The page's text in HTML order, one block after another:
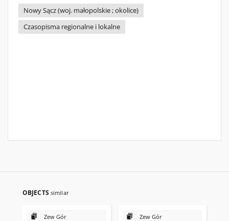
Nowy Sącz (woj. małopolskie ; okolice)
Czasopisma regionalne i lokalne
OBJECTS similar
Zew Gór Zew Gór